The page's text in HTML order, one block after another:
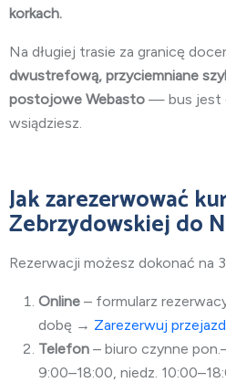
korkach.
Na długiej trasie za granicę
dwustrefową, przyciemniane
postojowe Webasto — bus jest
wsiądziesz.
Jak zarezerwować
Zebrzydowskiej do
Rezerwacji możesz dokonać na
Online – formularz
dobę → Zarezerwuj przejazd
Telefon – biuro czynne
9:00–18:00, niedz.